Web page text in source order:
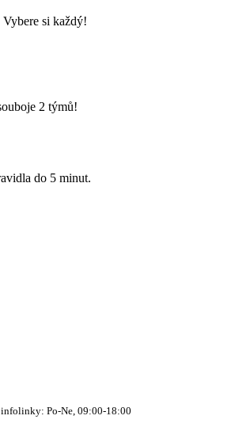
Vybere si každý!
2 týmů!
do 5 minut.
Po-Ne, 09:00-18:00